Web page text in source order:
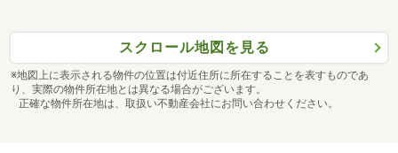
スクロール地図を見る
※地図上に表示される物件の位置は付近住所に所在することを表すものであ
り、実際の物件所在地とは異なる場合がございます。
正確な物件所在地は、取扱い不動産会社にお問い合わせください。